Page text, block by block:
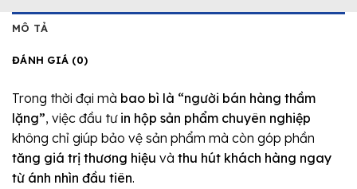
MÔ TẢ
ĐÁNH GIÁ (0)
Trong thời đại mà bao bì là “người bán hàng thầm
lặng”, việc đầu tư in hộp sản phẩm chuyên nghiệp
không chỉ giúp bảo vệ sản phẩm mà còn góp phần
tăng giá trị thương hiệu và thu hút khách hàng ngay
từ ánh nhìn đầu tiên.